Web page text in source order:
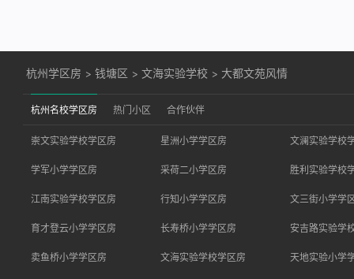
杭州学区房 >钱塘区 >文海实验学校 > 大都文苑风情
杭州名校学区房 热门小区 合作伙伴
崇文实验学校学区房 星洲小学学区房 文澜实验学校
学军小学学区房 采荷二小学区房 胜利实验学校
江南实验学校学区房 行知小学学区房 文三街小学学
育才登云小学学区房 长寿桥小学学区房 安吉路实验学
卖鱼桥小学学区房 文海实验学校学区房 天地实验小学